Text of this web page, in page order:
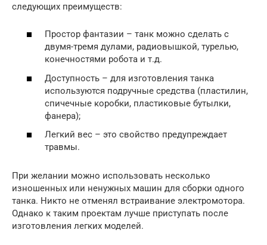
следующих преимуществ:
Простор фантазии – танк можно сделать с
двумя-тремя дулами, радиовышкой, турелью,
конечностями робота и т.д.
Доступность – для изготовления танка
используются подручные средства (пластилин,
спичечные коробки, пластиковые бутылки,
фанера);
Легкий вес – это свойство предупреждает
травмы.
При желании можно использовать несколько
изношенных или ненужных машин для сборки одного
танка. Никто не отменял встраивание электромотора.
Однако к таким проектам лучше приступать после
изготовления легких моделей.